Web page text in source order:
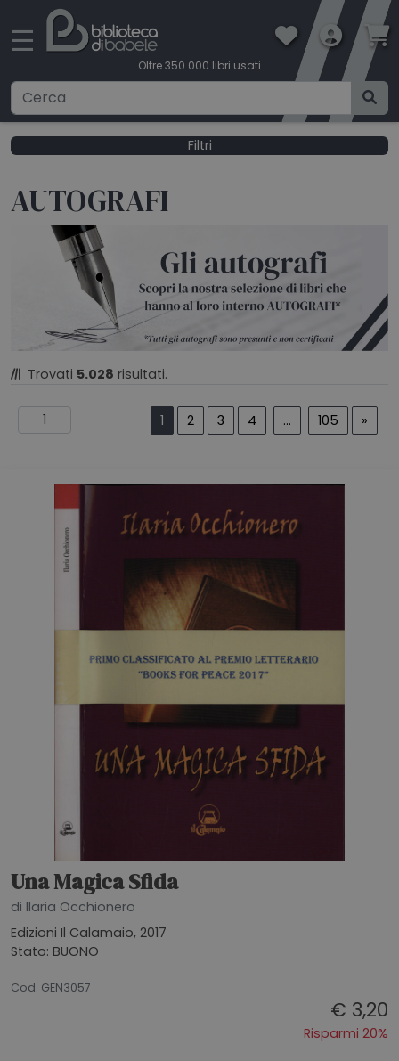
☰
Oltre 350.000 libri usati
Ricerca avanzata
CONDIZIONI DI VENDITA
BOOKLOVERS CARD
SPEDIZIONI
CONTATTI
HOME
OUTLET
Filtri
AUTOGRAFI
Trovati 5.028 risultati.
1 2 3 4 ... 105 »
Una Magica Sfida
di Ilaria Occhionero
Edizioni Il Calamaio, 2017
Stato: BUONO
Cod. GEN3057
€ 3,20
Risparmi 20%